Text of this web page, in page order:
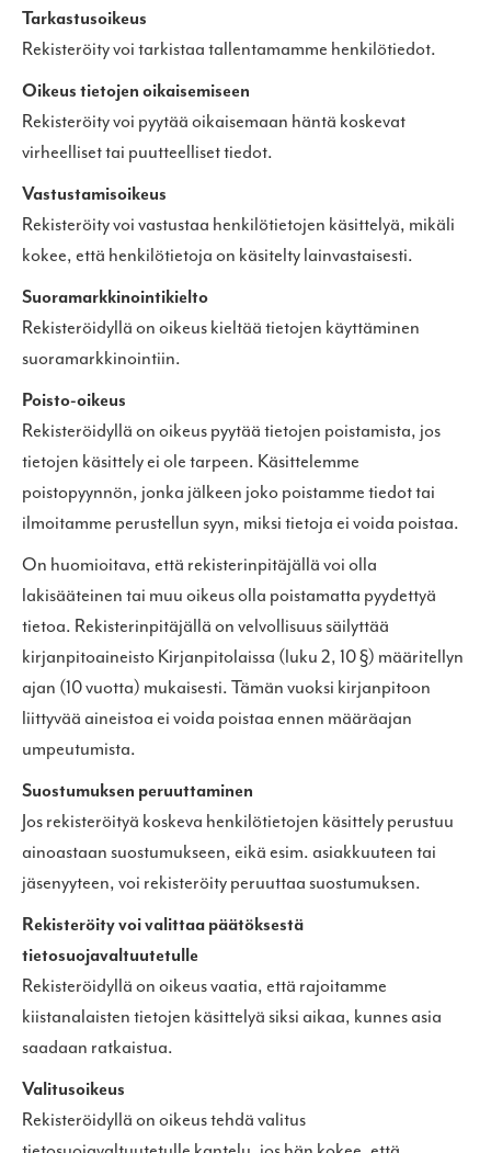
Tarkastusoikeus
Rekisteröity voi tarkistaa tallentamamme henkilötiedot.
Oikeus tietojen oikaisemiseen
Rekisteröity voi pyytää oikaisemaan häntä koskevat
virheelliset tai puutteelliset tiedot.
Vastustamisoikeus
Rekisteröity voi vastustaa henkilötietojen käsittelyä, mikäli
kokee, että henkilötietoja on käsitelty lainvastaisesti.
Suoramarkkinointikielto
Rekisteröidyllä on oikeus kieltää tietojen käyttäminen
suoramarkkinointiin.
Poisto-oikeus
Rekisteröidyllä on oikeus pyytää tietojen poistamista, jos
tietojen käsittely ei ole tarpeen. Käsittelemme
poistopyynnön, jonka jälkeen joko poistamme tiedot tai
ilmoitamme perustellun syyn, miksi tietoja ei voida poistaa.
On huomioitava, että rekisterinpitäjällä voi olla
lakisääteinen tai muu oikeus olla poistamatta pyydettyä
tietoa. Rekisterinpitäjällä on velvollisuus säilyttää
kirjanpitoaineisto Kirjanpitolaissa (luku 2, 10 §) määritellyn
ajan (10 vuotta) mukaisesti. Tämän vuoksi kirjanpitoon
liittyvää aineistoa ei voida poistaa ennen määräajan
umpeutumista.
Suostumuksen peruuttaminen
Jos rekisteröityä koskeva henkilötietojen käsittely perustuu
ainoastaan suostumukseen, eikä esim. asiakkuuteen tai
jäsenyyteen, voi rekisteröity peruuttaa suostumuksen.
Rekisteröity voi valittaa päätöksestä
tietosuojavaltuutetulle
Rekisteröidyllä on oikeus vaatia, että rajoitamme
kiistanalaisten tietojen käsittelyä siksi aikaa, kunnes asia
saadaan ratkaistua.
Valitusoikeus
Rekisteröidyllä on oikeus tehdä valitus